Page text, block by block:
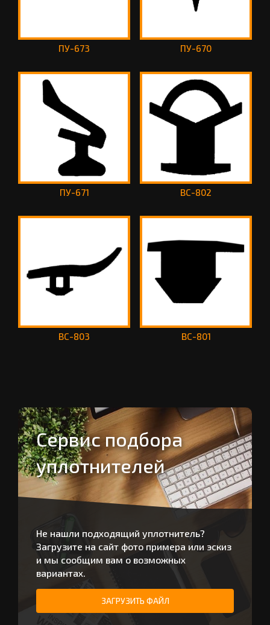
ПУ-673 ПУ-670
ПУ-671 ВС-802
ВС-803 ВС-801
Сервис подбора
уплотнителей
Не нашли подходящий уплотнитель?
Загрузите на сайт фото примера или эскиз
и мы сообщим вам о возможных
вариантах.
ЗАГРУЗИТЬ ФАЙЛ